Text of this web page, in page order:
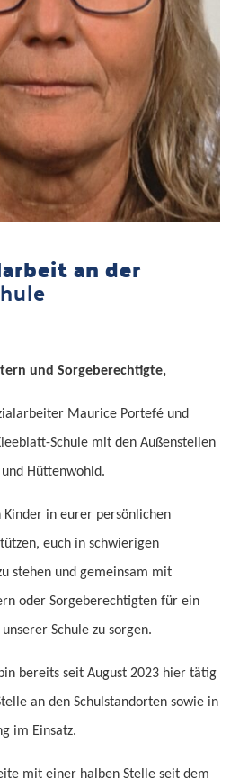
an der
und Sorgeberechtigte,
Maurice Portefé und
Schule mit den Außenstellen
Hüttenwohld.
Kinder in eurer persönlichen
euch in schwierigen
stehen und gemeinsam mit
oder Sorgeberechtigten für ein
Schule zu sorgen.
bereits seit August 2023 hier tätig
an den Schulstandorten sowie in
im Einsatz.
mit einer halben Stelle seit dem